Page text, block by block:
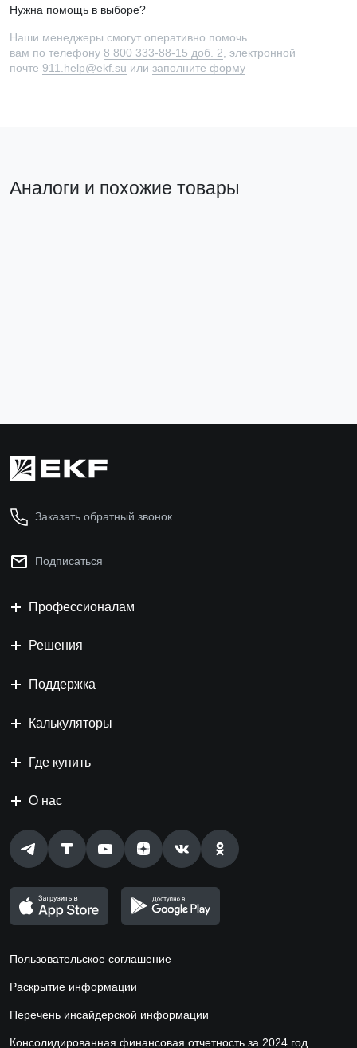
Нужна помощь в выборе?
Наши менеджеры смогут оперативно помочь
вам по телефону 8 800 333-88-15 доб. 2 , электронной
почте 911.help@ekf.su или заполните форму
Аналоги и похожие товары
Заказать обратный звонок
Подписаться
Профессионалам
Решения
Поддержка
Калькуляторы
Где купить
О нас
Пользовательское соглашение
Раскрытие информации
Перечень инсайдерской информации
Консолидированная финансовая отчетность за 2024 год